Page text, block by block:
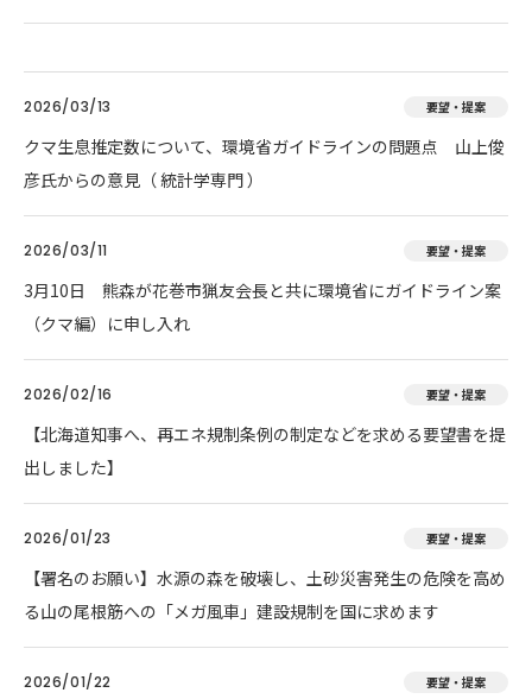
2026/03/13 要望・提案
クマ生息推定数について、環境省ガイドラインの問題点 山上俊
彦氏からの意見（ 統計学専門 ）
2026/03/11 要望・提案
3月10日 熊森が花巻市猟友会長と共に環境省にガイドライン案
（クマ編）に申し入れ
2026/02/16 要望・提案
【北海道知事へ、再エネ規制条例の制定などを求める要望書を提
出しました】
2026/01/23 要望・提案
【署名のお願い】水源の森を破壊し、土砂災害発生の危険を高め
る山の尾根筋への「メガ風車」建設規制を国に求めます
2026/01/22 要望・提案